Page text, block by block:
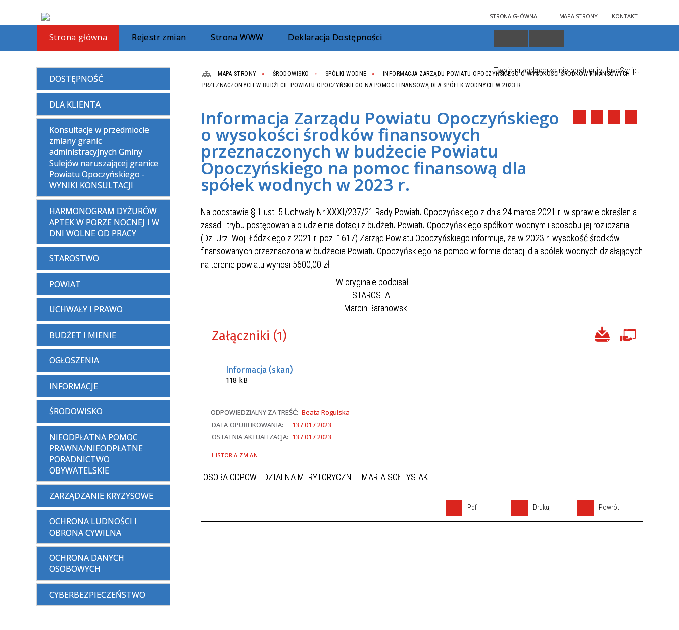
STRONA GŁÓWNA MAPA STRONY KONTAKT
Twoja przeglądarka nie obsługuje JavaScript
Strona główna Rejestr zmian Strona WWW Deklaracja Dostępności
DOSTĘPNOŚĆ
DLA KLIENTA
Konsultacje w przedmiocie
zmiany granic
administracyjnych Gminy
Sulejów naruszającej granice
Powiatu Opoczyńskiego -
WYNIKI KONSULTACJI
HARMONOGRAM DYŻURÓW
APTEK W PORZE NOCNEJ I W
DNI WOLNE OD PRACY
STAROSTWO
POWIAT
UCHWAŁY I PRAWO
BUDŻET I MIENIE
OGŁOSZENIA
INFORMACJE
ŚRODOWISKO
NIEODPŁATNA POMOC
PRAWNA/NIEODPŁATNE
PORADNICTWO
OBYWATELSKIE
ZARZĄDZANIE KRYZYSOWE
OCHRONA LUDNOŚCI I
OBRONA CYWILNA
OCHRONA DANYCH
OSOBOWYCH
CYBERBEZPIECZEŃSTWO
MAPA STRONY ŚRODOWISKO SPÓŁKI WODNE
INFORMACJA ZARZĄDU POWIATU OPOCZYŃSKIEGO O WYSOKOŚCI ŚRODKÓW FINANSOWYCH
PRZEZNACZONYCH W BUDŻECIE POWIATU OPOCZYŃSKIEGO NA POMOC FINANSOWĄ DLA SPÓŁEK WODNYCH W 2023 R.
Informacja Zarządu Powiatu Opoczyńskiego
o wysokości środków finansowych
przeznaczonych w budżecie Powiatu
Opoczyńskiego na pomoc finansową dla
spółek wodnych w 2023 r.
Na podstawie § 1 ust. 5 Uchwały Nr XXXI/237/21 Rady Powiatu Opoczyńskiego z dnia 24 marca 2021 r. w sprawie określenia
zasad i trybu postępowania o udzielnie dotacji z budżetu Powiatu Opoczyńskiego spółkom wodnym i sposobu jej rozliczania
(Dz. Urz. Woj. Łódzkiego z 2021 r. poz. 1617) Zarząd Powiatu Opoczyńskiego informuje, że w 2023 r. wysokość środków
finansowanych przeznaczona w budżecie Powiatu Opoczyńskiego na pomoc w formie dotacji dla spółek wodnych działających
na terenie powiatu wynosi 5600,00 zł.
W oryginale podpisał:
STAROSTA
Marcin Baranowski
Załączniki (1)
Informacja (skan)
118 kB
ODPOWIEDZIALNY ZA TREŚĆ: Beata Rogulska
DATA OPUBLIKOWANIA:
13 / 01 / 2023
OSTATNIA AKTUALIZACJA: 13 / 01 / 2023
HISTORIA ZMIAN
OSOBA ODPOWIEDZIALNA MERYTORYCZNIE: MARIA SOŁTYSIAK
Pdf Drukuj Powrót